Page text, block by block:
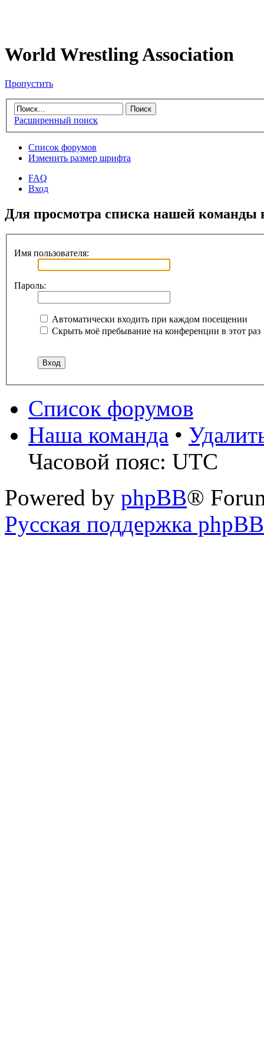
World Wrestling Association
Пропустить
Расширенный поиск
Список форумов
Изменить размер шрифта
FAQ
Вход
Для просмотра списка нашей
Имя пользователя:
Пароль:
Автоматически входить при каждом посещении
Скрыть моё пребывание на конференции в этот раз
Список форумов
Наша команда •
Часовой пояс: UTC
Powered by phpBB®
Русская поддержка phpBB